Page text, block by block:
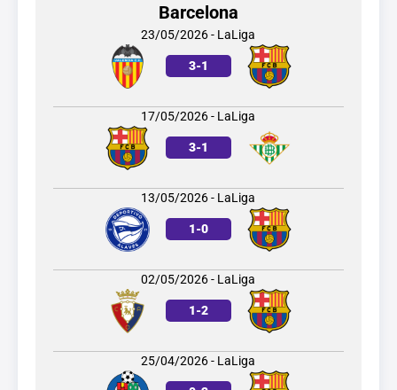
Barcelona
23/05/2026 - LaLiga
3-1
17/05/2026 - LaLiga
3-1
13/05/2026 - LaLiga
1-0
02/05/2026 - LaLiga
1-2
25/04/2026 - LaLiga